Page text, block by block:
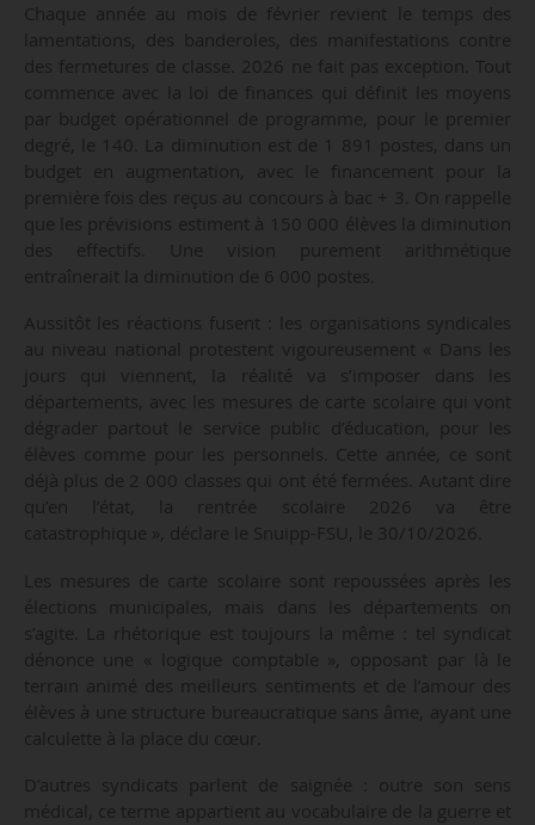
Chaque année au mois de février revient le temps des
lamentations, des banderoles, des manifestations contre
des fermetures de classe. 2026 ne fait pas exception. Tout
commence avec la loi de finances qui définit les moyens
par budget opérationnel de programme, pour le premier
degré, le 140. La diminution est de 1 891 postes, dans un
budget en augmentation, avec le financement pour la
première fois des reçus au concours à bac + 3. On rappelle
que les prévisions estiment à 150 000 élèves la diminution
des effectifs. Une vision purement arithmétique
entraînerait la diminution de 6 000 postes.
Aussitôt les réactions fusent : les organisations syndicales
au niveau national protestent vigoureusement « Dans les
jours qui viennent, la réalité va s’imposer dans les
départements, avec les mesures de carte scolaire qui vont
dégrader partout le service public d’éducation, pour les
élèves comme pour les personnels. Cette année, ce sont
déjà plus de 2 000 classes qui ont été fermées. Autant dire
qu’en l’état, la rentrée scolaire 2026 va être
catastrophique », déclare le Snuipp-FSU, le 30/10/2026.
Les mesures de carte scolaire sont repoussées après les
élections municipales, mais dans les départements on
s’agite. La rhétorique est toujours la même : tel syndicat
dénonce une « logique comptable », opposant par là le
terrain animé des meilleurs sentiments et de l’amour des
élèves à une structure bureaucratique sans âme, ayant une
calculette à la place du cœur.
D’autres syndicats parlent de saignée : outre son sens
médical, ce terme appartient au vocabulaire de la guerre et